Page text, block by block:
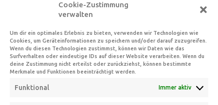
Cookie-Zustimmung
verwalten
Um dir ein optimales Erlebnis zu bieten, verwenden wir Technologien wie
Cookies, um Geräteinformationen zu speichern und/oder darauf zuzugreifen.
Wenn du diesen Technologien zustimmst, können wir Daten wie das
Surfverhalten oder eindeutige IDs auf dieser Website verarbeiten. Wenn du
deine Zustimmung nicht erteilst oder zurückziehst, können bestimmte
Merkmale und Funktionen beeinträchtigt werden.
Funktional Immer aktiv